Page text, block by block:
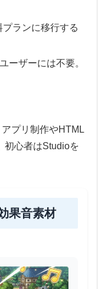
ランに移行する
ーザーには不要。
アプリ制作やHTML
初心者はStudioを
果音素材